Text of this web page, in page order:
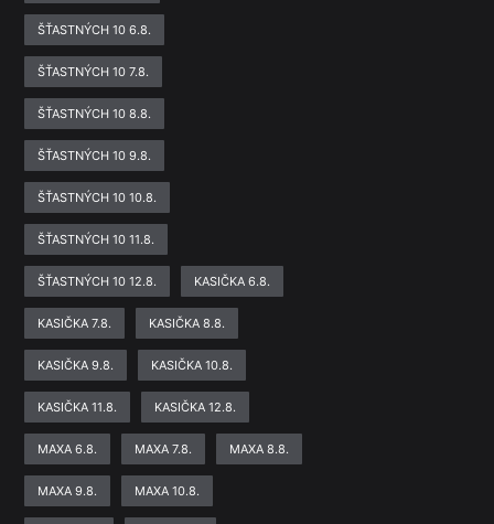
ŠŤASTNÝCH 10 6.8.
ŠŤASTNÝCH 10 7.8.
ŠŤASTNÝCH 10 8.8.
ŠŤASTNÝCH 10 9.8.
ŠŤASTNÝCH 10 10.8.
ŠŤASTNÝCH 10 11.8.
ŠŤASTNÝCH 10 12.8. KASIČKA 6.8.
KASIČKA 7.8. KASIČKA 8.8.
KASIČKA 9.8. KASIČKA 10.8.
KASIČKA 11.8. KASIČKA 12.8.
MAXA 6.8. MAXA 7.8. MAXA 8.8.
MAXA 9.8. MAXA 10.8.